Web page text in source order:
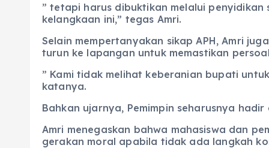
” tetapi harus dibuktikan melalui
kelangkaan ini,” tegas Amri.
Selain mempertanyakan sikap APH, Amri
turun ke lapangan untuk memastikan
” Kami tidak melihat keberanian bupati
katanya.
Bahkan ujarnya, Pemimpin seharusnya
Amri menegaskan bahwa mahasiswa dan
gerakan moral apabila tidak ada langkah